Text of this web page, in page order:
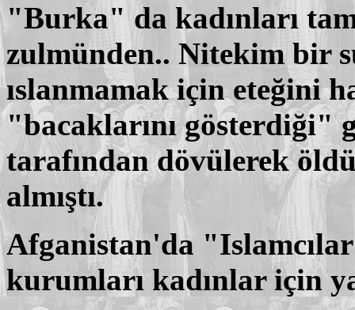
"Burka" da kadınları
zulmünden.. Nitekim bir
ıslanmamak için eteğini
"bacaklarını gösterdiği"
tarafından dövülerek
almıştı.
Afganistan'da
kurumları kadınlar için